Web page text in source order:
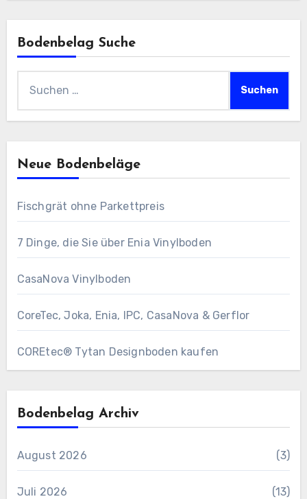
Bodenbelag Suche
Neue Bodenbeläge
Fischgrät ohne Parkettpreis
7 Dinge, die Sie über Enia Vinylboden
CasaNova Vinylboden
CoreTec, Joka, Enia, IPC, CasaNova & Gerflor
COREtec® Tytan Designboden kaufen
Bodenbelag Archiv
August 2026 (3)
Juli 2026 (13)